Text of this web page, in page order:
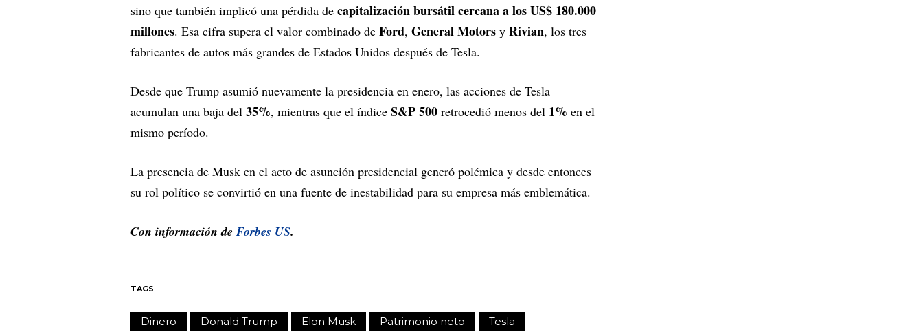
sino que también implicó una pérdida de capitalización bursátil cercana a los US$ 180.000
millones. Esa cifra supera el valor combinado de Ford, General Motors y Rivian, los tres
fabricantes de autos más grandes de Estados Unidos después de Tesla.
Desde que Trump asumió nuevamente la presidencia en enero, las acciones de Tesla
acumulan una baja del 35%, mientras que el índice S&P 500 retrocedió menos del 1% en el
mismo período.
La presencia de Musk en el acto de asunción presidencial generó polémica y desde entonces
su rol político se convirtió en una fuente de inestabilidad para su empresa más emblemática.
Con información deForbes US.
TAGS
Dinero Donald Trump Elon Musk Patrimonio neto Tesla